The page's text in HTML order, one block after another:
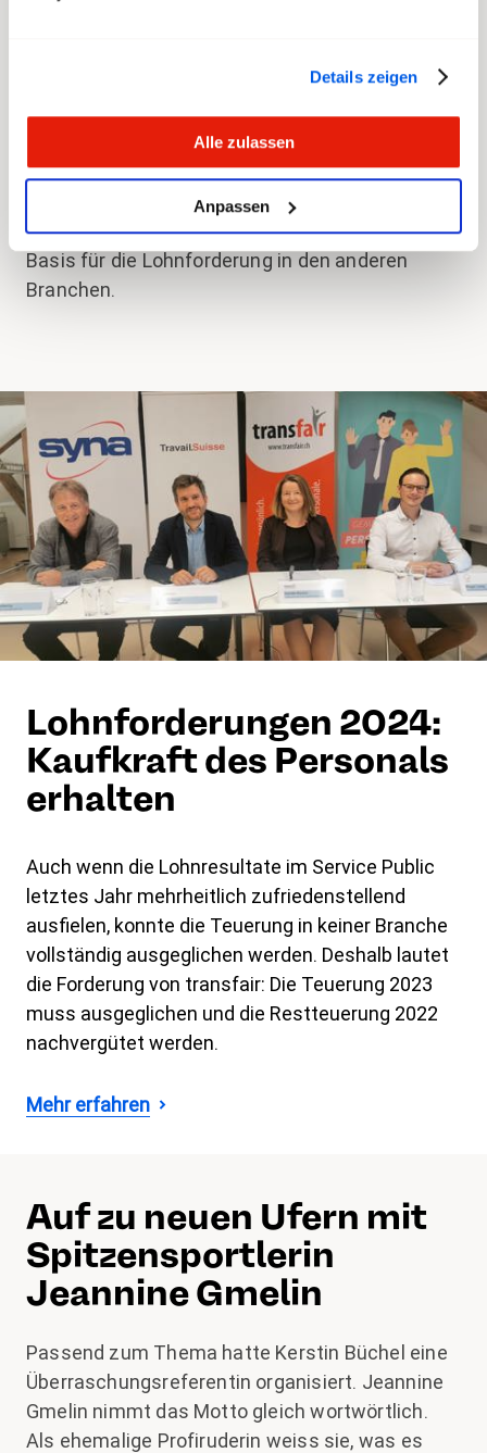
Details zeigen
Alle zulassen
Anpassen
den Resultaten. Für die kommenden
Lohnverhandlungen hat transfair enreut ein
klares Ziel: Die Teuerung muss zwingend
ausgeglichen werden! Diese Forderung stützt
transfair auf die am Kongress 2023
verabschiedete Resolution. Sie bildet auch die
Basis für die Lohnforderung in den anderen
Branchen.
Lohnforderungen 2024:
Kaufkraft des Personals
erhalten
Auch wenn die Lohnresultate im Service Public
letztes Jahr mehrheitlich zufriedenstellend
ausfielen, konnte die Teuerung in keiner Branche
vollständig ausgeglichen werden. Deshalb lautet
die Forderung von transfair: Die Teuerung 2023
muss ausgeglichen und die Restteuerung 2022
nachvergütet werden.
Mehr erfahren
Auf zu neuen Ufern mit
Spitzensportlerin
Jeannine Gmelin
Passend zum Thema hatte Kerstin Büchel eine
Überraschungsreferentin organisiert. Jeannine
Gmelin nimmt das Motto gleich wortwörtlich.
Als ehemalige Profiruderin weiss sie, was es